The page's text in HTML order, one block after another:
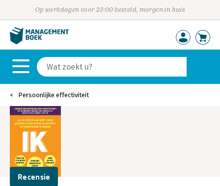
Op werkdagen voor 23:00 besteld, morgen in huis
Persoonlijke effectiviteit
Recensie